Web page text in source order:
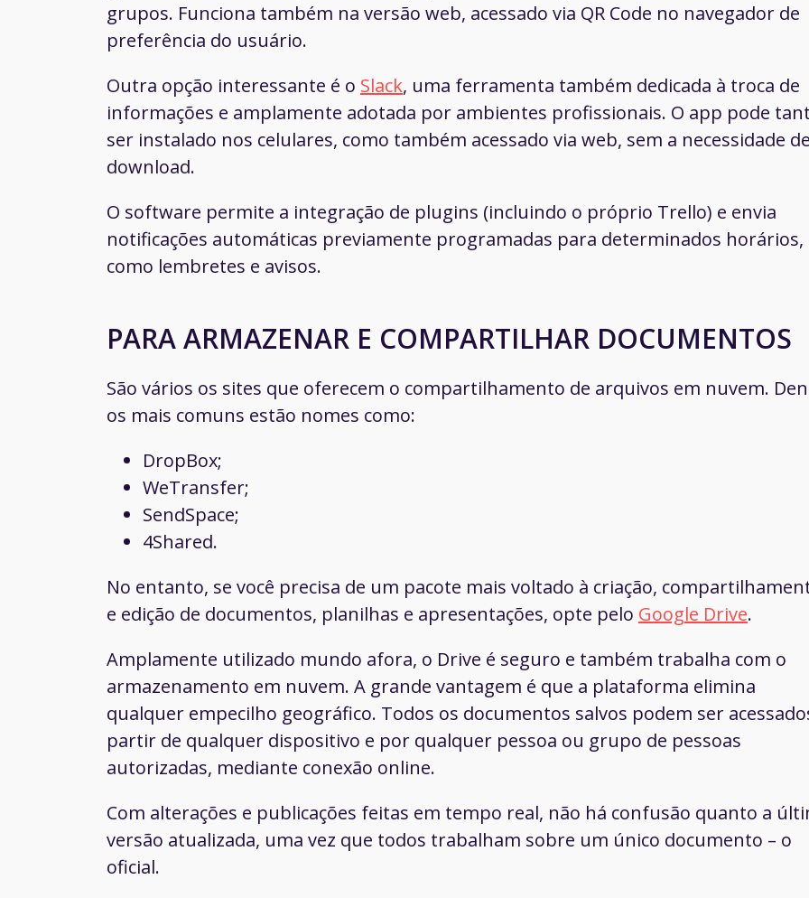
grupos. Funciona também na versão web, acessado via QR Code no navegador de
preferência do usuário.
Outra opção interessante é o Slack, uma ferramenta também dedicada à troca de
informações e amplamente adotada por ambientes profissionais. O app pode
ser instalado nos celulares, como também acessado via web, sem a necessidade de
download.
O software permite a integração de plugins (incluindo o próprio Trello) e envia
notificações automáticas previamente programadas para determinados horários,
como lembretes e avisos.
PARA ARMAZENAR E COMPARTILHAR DOCUMENTOS
São vários os sites que oferecem o compartilhamento de arquivos em nuvem.
os mais comuns estão nomes como:
DropBox;
WeTransfer;
SendSpace;
4Shared.
No entanto, se você precisa de um pacote mais voltado à criação,
e edição de documentos, planilhas e apresentações, opte pelo Google Drive.
Amplamente utilizado mundo afora, o Drive é seguro e também trabalha com o
armazenamento em nuvem. A grande vantagem é que a plataforma elimina
qualquer empecilho geográfico. Todos os documentos salvos podem ser
partir de qualquer dispositivo e por qualquer pessoa ou grupo de pessoas
autorizadas, mediante conexão online.
Com alterações e publicações feitas em tempo real, não há confusão quanto a
versão atualizada, uma vez que todos trabalham sobre um único documento – o
oficial.